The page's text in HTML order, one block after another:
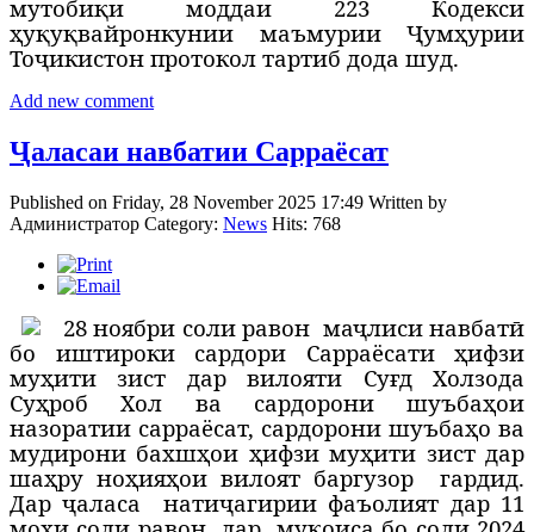
мутобиқи моддаи 223 Кодекси
ҳуқуқвайронкунии маъмурии Ҷумҳурии
Тоҷикистон протокол тартиб дода шуд.
Add new comment
Ҷаласаи навбатии Сарраёсат
Published on Friday, 28 November 2025 17:49 Written by
Администратор Category: News Hits: 768
28 ноябри соли равон маҷлиси навбатӣ
бо иштироки сардори Сарраёсати ҳифзи
муҳити зист дар вилояти Суғд Холзода
Суҳроб Хол ва сардорони шуъбаҳои
назоратии сарраёсат, сардорони шуъбаҳо ва
мудирони бахшҳои ҳифзи муҳити зист дар
шаҳру ноҳияҳои вилоят баргузор
гардид.
Дар ҷаласа
натиҷагирии фаъолият дар 11